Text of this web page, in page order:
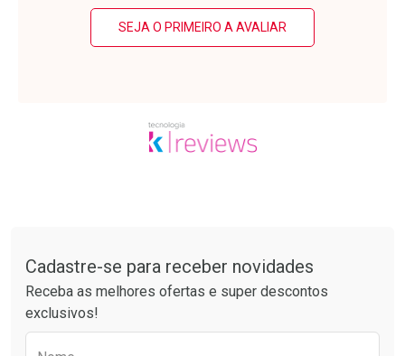
Por R$ 55,19/cada
Por R$ 30,61/cada
SEJA O PRIMEIRO A AVALIAR
Cadastre-se para receber novidades
Receba as melhores ofertas e super descontos
exclusivos!